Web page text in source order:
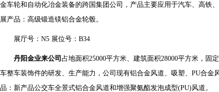
金车轮和自动化冶金装备的跨国集团公司，产品主要应用于汽车、高铁
展产品：高级锻造镁铝合金轮毂。
展厅号：N5 展位号：B34
丹阳金业来公司 占地面积25000平方米、建筑面积28000平方米，固
车整车装饰件的研发、生产能力，公司现有铝合金风道、吸塑、PU合金
品：新产品公交车全景式铝合金风道和增强聚氨酯发泡成型(PU)风道。